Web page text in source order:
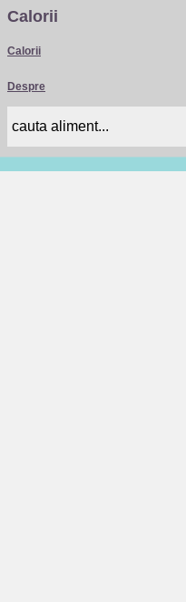
Calorii
Calorii
Despre